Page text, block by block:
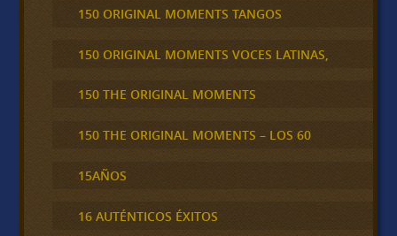
150 ORIGINAL MOMENTS TANGOS
150 ORIGINAL MOMENTS VOCES LATINAS,
150 THE ORIGINAL MOMENTS
150 THE ORIGINAL MOMENTS – LOS 60
15AÑOS
16 AUTÉNTICOS ÉXITOS